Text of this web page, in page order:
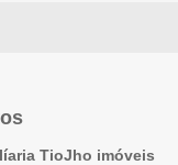
TioJho imóveis